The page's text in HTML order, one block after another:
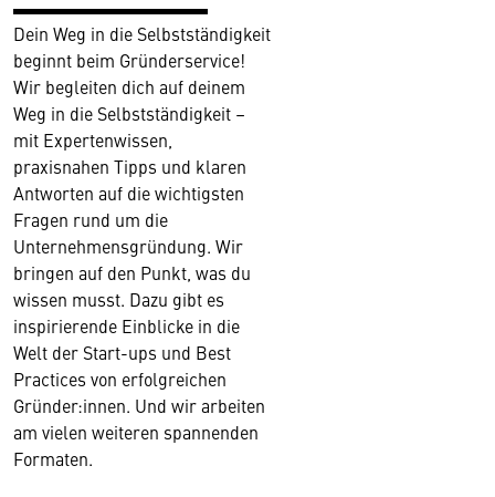
▬▬▬▬▬▬▬▬▬▬▬
Dein Weg in die Selbstständigkeit
beginnt beim Gründerservice!
Wir begleiten dich auf deinem
Weg in die Selbstständigkeit –
mit Expertenwissen,
praxisnahen Tipps und klaren
Antworten auf die wichtigsten
Fragen rund um die
Unternehmensgründung. Wir
bringen auf den Punkt, was du
wissen musst. Dazu gibt es
inspirierende Einblicke in die
Welt der Start-ups und Best
Practices von erfolgreichen
Gründer:innen. Und wir arbeiten
am vielen weiteren spannenden
Formaten.